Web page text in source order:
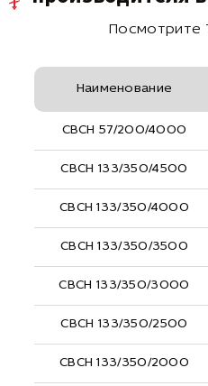
Посмотрите
Наименование
СВСН 57/200/4000
СВСН 133/350/4500
СВСН 133/350/4000
СВСН 133/350/3500
СВСН 133/350/3000
СВСН 133/350/2500
СВСН 133/350/2000